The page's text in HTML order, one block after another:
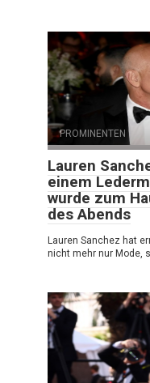
PROMINENTEN
Lauren
einem
wurde zum
des Abends
Lauren Sanchez hat
nicht mehr nur Mode,